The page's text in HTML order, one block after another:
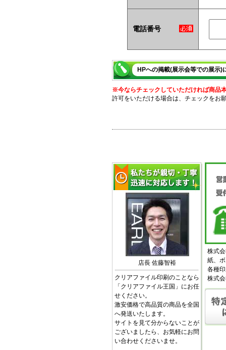
電話番号
HPへの掲載(展示会等での展示)
※今ならチェックしていただければ商品
許可をいただける場合は、チェックをお
店長 佐藤智裕
クリアファイル印刷のことなら
「クリアファイル王国」にお任
せください。
激安価格で高品質の商品を全国
へ発送いたします。
サイトを見て分からないことが
ございましたら、お気軽にお問
い合わせくださいませ。
株式
紙、
各種
株式